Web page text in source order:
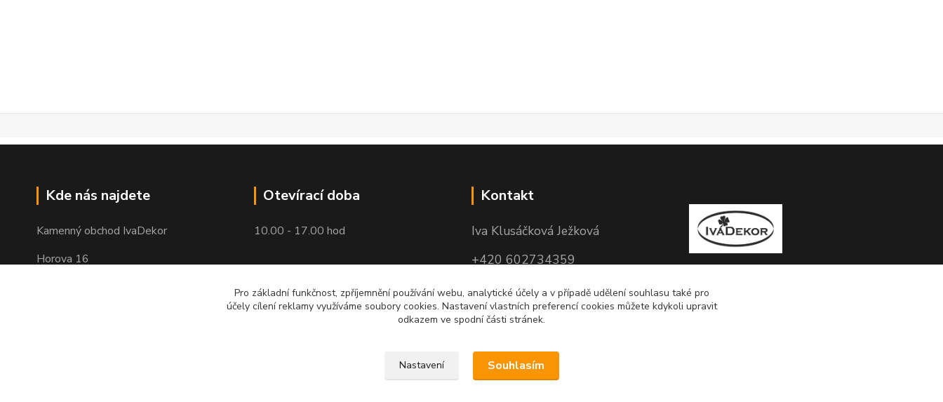
Kde nás najdete
Kamenný obchod IvaDekor
Horova 16
Otevírací doba
10.00 - 17.00 hod
Kontakt
Iva Klusáčková Ježková
+420 602734359
(po-pá 10.00-17.00hod)
iva@ivadekor.cz
Pro základní funkčnost, zpříjemnění používání webu, analytické účely a v případě udělení souhlasu také pro
účely cílení reklamy využíváme soubory cookies. Nastavení vlastních preferencí cookies můžete kdykoli upravit
odkazem ve spodní části stránek.
Nastavení Souhlasím